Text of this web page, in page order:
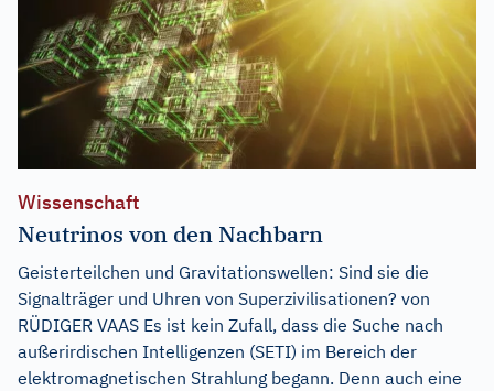
Wissenschaft
Neutrinos von den Nachbarn
Geisterteilchen und Gravitationswellen: Sind sie die
Signalträger und Uhren von Superzivilisationen? von
RÜDIGER VAAS Es ist kein Zufall, dass die Suche nach
außerirdischen Intelligenzen (SETI) im Bereich der
elektromagnetischen Strahlung begann. Denn auch eine